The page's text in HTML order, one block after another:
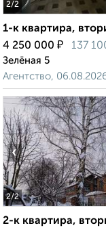
2/2
1-к квартира,
4 250 000 ₽ 137
Зелёная 5
Агентство,
2/2
‹
2-к квартира,